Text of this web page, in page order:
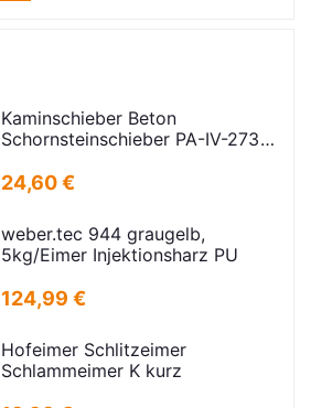
Kaminschieber Beton
Schornsteinschieber PA-IV-273
16,5x24,5cm
24,60 €
weber.tec 944 graugelb,
5kg/Eimer Injektionsharz PU
124,99 €
Hofeimer Schlitzeimer
Schlammeimer K kurz